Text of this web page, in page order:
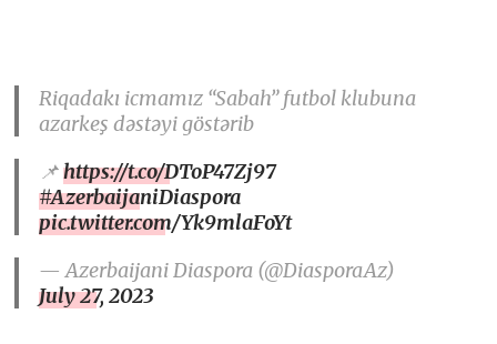
Riqadakı icmamız “Sabah” futbol klubuna
azarkeş dəstəyi göstərib
📌https://t.co/DToP47Zj97
#AzerbaijaniDiaspora
pic.twitter.com/Yk9mlaFoYt
— Azerbaijani Diaspora (@DiasporaAz)
July 27, 2023